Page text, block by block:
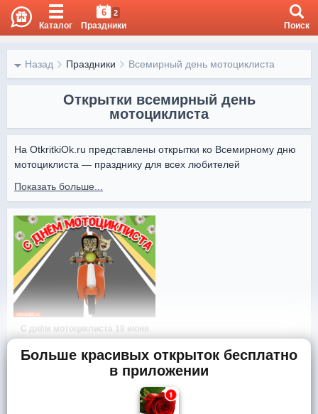
Каталог
6 2
Праздники Поиск
Назад Праздники Всемирный день мотоциклиста
Открытки всемирный день
мотоциклиста
На OtkritkiOk.ru представлены открытки ко Всемирному дню
мотоциклиста — празднику для всех любителей
подчеркнуть их страсть к приключениям и скорости.
Показать больше...
С днём мотоциклиста 18 июня
Больше красивых открыток бесплатно
в приложении